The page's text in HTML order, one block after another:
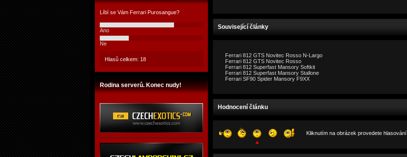
Líbí se Vám Ferrari Purosangue?
Ano
Ne
Hlasů celkem: 18
Rodina serverů. Konec nudy!
Související články
Ferrari 812 GTS Novitec Rosso N-Largo
Ferrari 812 GTS Novitec Rosso
Ferrari 812 Superfast Mansory Softkit
Ferrari 812 Superfast Mansory Stallone
Ferrari SF90 Spider Mansory F9XX
Hodnocení článku
Kliknutím na obrázek provedete hlasování